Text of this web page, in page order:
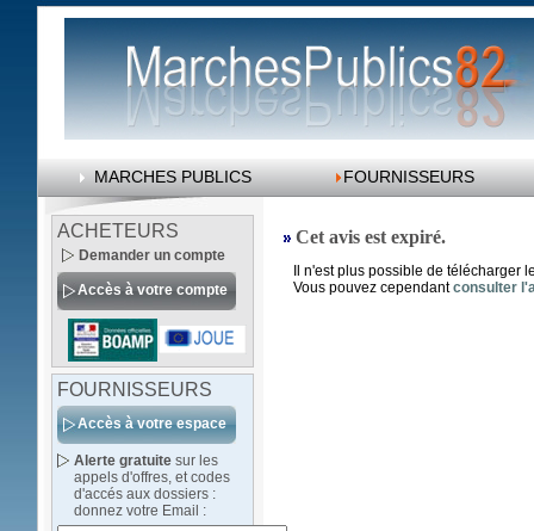
MARCHES PUBLICS FOURNISSEURS
ACHETEURS
Demander un compte
Accès à votre compte
FOURNISSEURS
Accès à votre espace
Alerte gratuite sur les
appels d'offres, et codes
d'accés aux dossiers :
donnez votre Email :
Cet avis est expiré.
Il n'est plus possible de télécharger
Vous pouvez cependantconsulter